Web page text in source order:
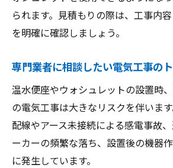
られます。見積もりの際は、工事内
を明確に確認しましょう。
専門業者に相談したい電気工事の
温水便座やウォシュレットの設置時
の電気工事は大きなリスクを伴いま
配線やアース未接続による感電事故
ーカーの頻繁な落ち、設置後の機器
に発生しています。